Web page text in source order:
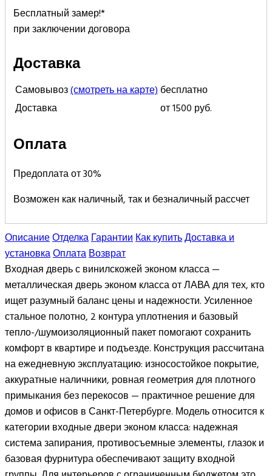
Бесплатный замер!*
при заключении договора
Доставка
Самовывоз(смотреть на карте)бесплатно
Доставка
от 1500 руб.
Оплата
Предоплата от 30%
Возможен как наличный, так и безналичный рассчет
ОписаниеОтделкаГарантииКак купитьДоставка и
установкаОплатаВозврат
Входная дверь с винилскожей эконом класса —
металлическая дверь эконом класса от ЛАВА для тех, кто
ищет разумный баланс цены и надежности. Усиленное
стальное полотно, 2 контура уплотнения и базовый
тепло-/шумоизоляционный пакет помогают сохранить
комфорт в квартире и подъезде. Конструкция рассчитана
на ежедневную эксплуатацию: износостойкое покрытие,
аккуратные наличники, ровная геометрия для плотного
примыкания без перекосов — практичное решение для
домов и офисов в Санкт-Петербурге. Модель относится к
категории входные двери эконом класса: надежная
система запирания, противосъемные элементы, глазок и
базовая фурнитура обеспечивают защиту входной